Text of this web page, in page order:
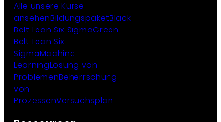
Alle unsere Kurse
ansehenBildungspaketBlack
Belt Lean Six SigmaGreen
Belt Lean Six
SigmaMachine
LearningLösung von
ProblemenBeherrschung
von
ProzessenVersuchsplan